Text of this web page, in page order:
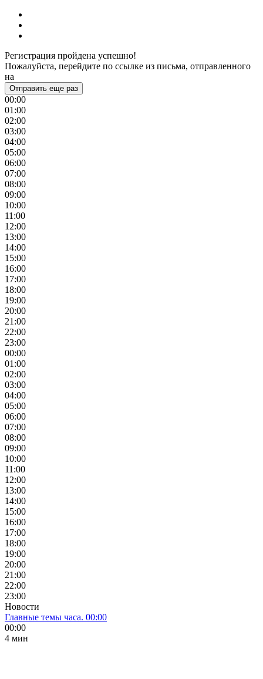
Регистрация пройдена успешно!
Пожалуйста, перейдите по ссылке из письма, отправленного
на
Отправить еще раз
00:00
01:00
02:00
03:00
04:00
05:00
06:00
07:00
08:00
09:00
10:00
11:00
12:00
13:00
14:00
15:00
16:00
17:00
18:00
19:00
20:00
21:00
22:00
23:00
00:00
01:00
02:00
03:00
04:00
05:00
06:00
07:00
08:00
09:00
10:00
11:00
12:00
13:00
14:00
15:00
16:00
17:00
18:00
19:00
20:00
21:00
22:00
23:00
Новости
Главные темы часа. 00:00
00:00
4 мин